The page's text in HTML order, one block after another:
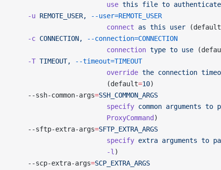
                        use
this file to authenticate
    -u
REMOTE_USER,
--user=REMOTE_USER
                        connect
as this user
    -c
CONNECTION,
--connection=CONNECTION
                        connection
type to use
    -T
TIMEOUT,
--timeout=TIMEOUT
                        override
the connection
                        (default
=10)
    --ssh-common-args
=SSH_COMMON_ARGS
                        specify
common arguments to
                        ProxyCommand
)
    --sftp-extra-args
=SFTP_EXTRA_ARGS
                        specify
extra arguments to
                        -l
)
    --scp-extra-args
=SCP_EXTRA_ARGS